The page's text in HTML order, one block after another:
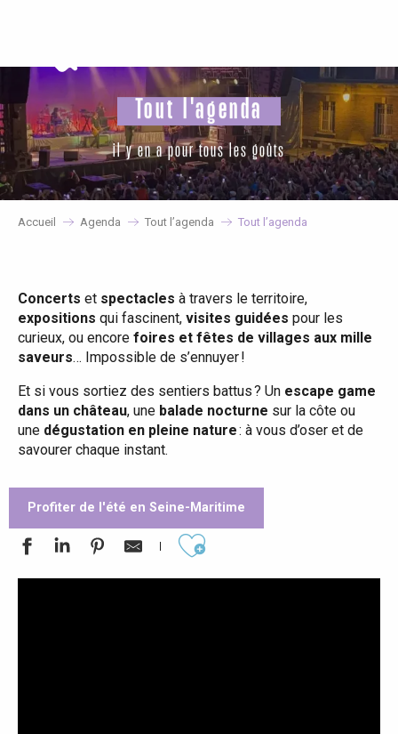
principal
Tout l'agenda
il y en a pour tous les goûts
Accueil Agenda Tout l’agenda Tout l’agenda
Concerts et spectacles à travers le territoire,
expositions qui fascinent, visites guidées pour les
curieux, ou encore foires et fêtes de villages aux mille
saveurs… Impossible de s’ennuyer !
Et si vous sortiez des sentiers battus ? Un escape game
dans un château, une balade nocturne sur la côte ou
une dégustation en pleine nature: à vous d’oser et de
savourer chaque instant.
Profiter de l'été en Seine-Maritime
Ajouter aux favoris